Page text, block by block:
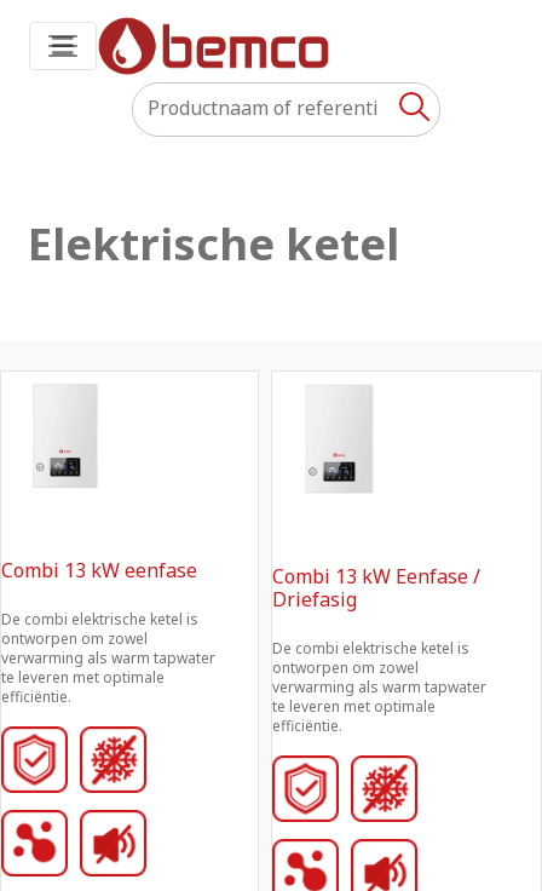
Elektrische ketel
Combi 13 kW eenfase
De combi elektrische ketel is
ontworpen om zowel
verwarming als warm tapwater
te leveren met optimale
efficiëntie.
Combi 13 kW Eenfase /
Driefasig
De combi elektrische ketel is
ontworpen om zowel
verwarming als warm tapwater
te leveren met optimale
efficiëntie.